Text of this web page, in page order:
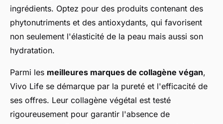
ingrédients. Optez pour des produits contenant des
phytonutriments et des antioxydants, qui favorisent
non seulement l'élasticité de la peau mais aussi son
hydratation.
Parmi les meilleures marques de collagène végan,
Vivo Life se démarque par la pureté et l'efficacité de
ses offres. Leur collagène végétal est testé
rigoureusement pour garantir l'absence de